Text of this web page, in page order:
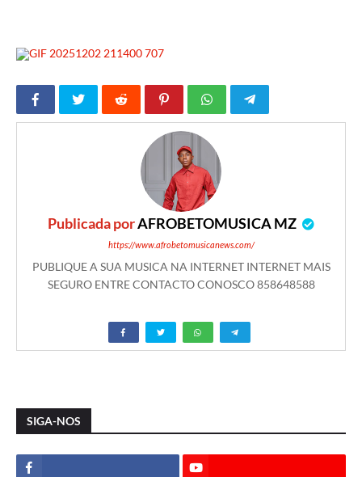
Publicada porAFROBETOMUSICA MZ
https://www.afrobetomusicanews.com/
PUBLIQUE A SUA MUSICA NA INTERNET INTERNET MAIS
SEGURO ENTRE CONTACTO CONOSCO 858648588
SIGA-NOS